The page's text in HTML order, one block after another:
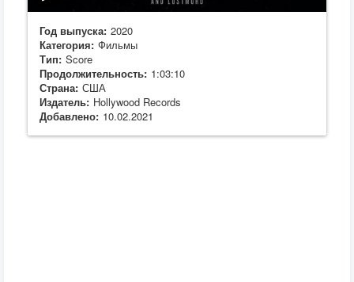
Год выпуска: 2020
Категория: Фильмы
Тип: Score
Продолжительность: 1:03:10
Страна: США
Издатель: Hollywood Records
Добавлено: 10.02.2021